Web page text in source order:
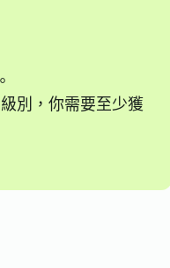
別，你需要至少獲